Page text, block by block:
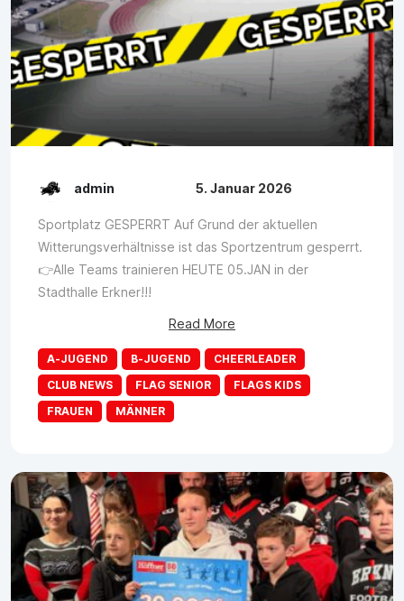
admin 5. Januar 2026
Sportplatz GESPERRT Auf Grund der aktuellen
Witterungsverhältnisse ist das Sportzentrum gesperrt.
👉Alle Teams trainieren HEUTE 05.JAN in der
Stadthalle Erkner!!!
Read More
A-JUGEND B-JUGEND
CHEERLEADER
CLUB NEWS
FLAG SENIOR
FLAGS KIDS
FRAUEN
MÄNNER